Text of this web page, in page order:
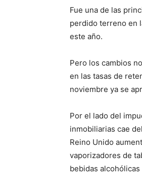
Fue una de las
perdido terreno en
este año.
Pero los cambios
en las tasas de
noviembre ya se
Por el lado del
inmobiliarias cae
Reino Unido
vaporizadores de
bebidas